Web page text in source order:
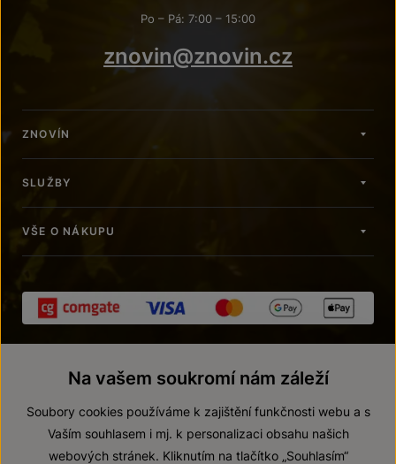
Po – Pá: 7:00 – 15:00
znovin@znovin.cz
ZNOVÍN
SLUŽBY
VŠE O NÁKUPU
© 2026 ZNOVÍN ZNOJMO, a. s.
Na vašem soukromí nám záleží
Soubory cookies používáme k zajištění funkčnosti webu a s
Vaším souhlasem i mj. k personalizaci obsahu našich
webových stránek. Kliknutím na tlačítko „Souhlasím“